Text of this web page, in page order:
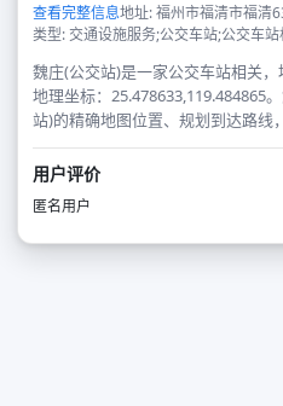
查看完整信息地址: 福州市福清市福清
类型: 交通设施服务;公交车站;公交车
魏庄(公交站)是一家公交车站相关，
地理坐标：25.478633,119.484865
站)的精确地图位置、规划到达路线
用户评价
匿名用户